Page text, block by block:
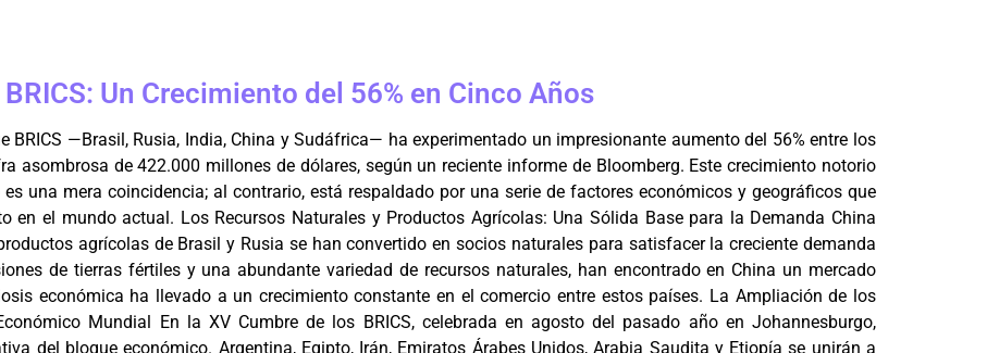
Un Crecimiento del 56% en Cinco Años
BRICS —Brasil, Rusia, India, China y Sudáfrica— ha experimentado un impresionante aumento del 56% entre los
asombrosa de 422.000 millones de dólares, según un reciente informe de Bloomberg. Este crecimiento notorio
una mera coincidencia; al contrario, está respaldado por una serie de factores económicos y geográficos que
en el mundo actual. Los Recursos Naturales y Productos Agrícolas: Una Sólida Base para la Demanda China
agrícolas de Brasil y Rusia se han convertido en socios naturales para satisfacer la creciente demanda
de tierras fértiles y una abundante variedad de recursos naturales, han encontrado en China un mercado
económica ha llevado a un crecimiento constante en el comercio entre estos países. La Ampliación de los
Mundial En la XV Cumbre de los BRICS, celebrada en agosto del pasado año en Johannesburgo,
del bloque económico. Argentina, Egipto, Irán, Emiratos Árabes Unidos, Arabia Saudita y Etiopía se unirán a